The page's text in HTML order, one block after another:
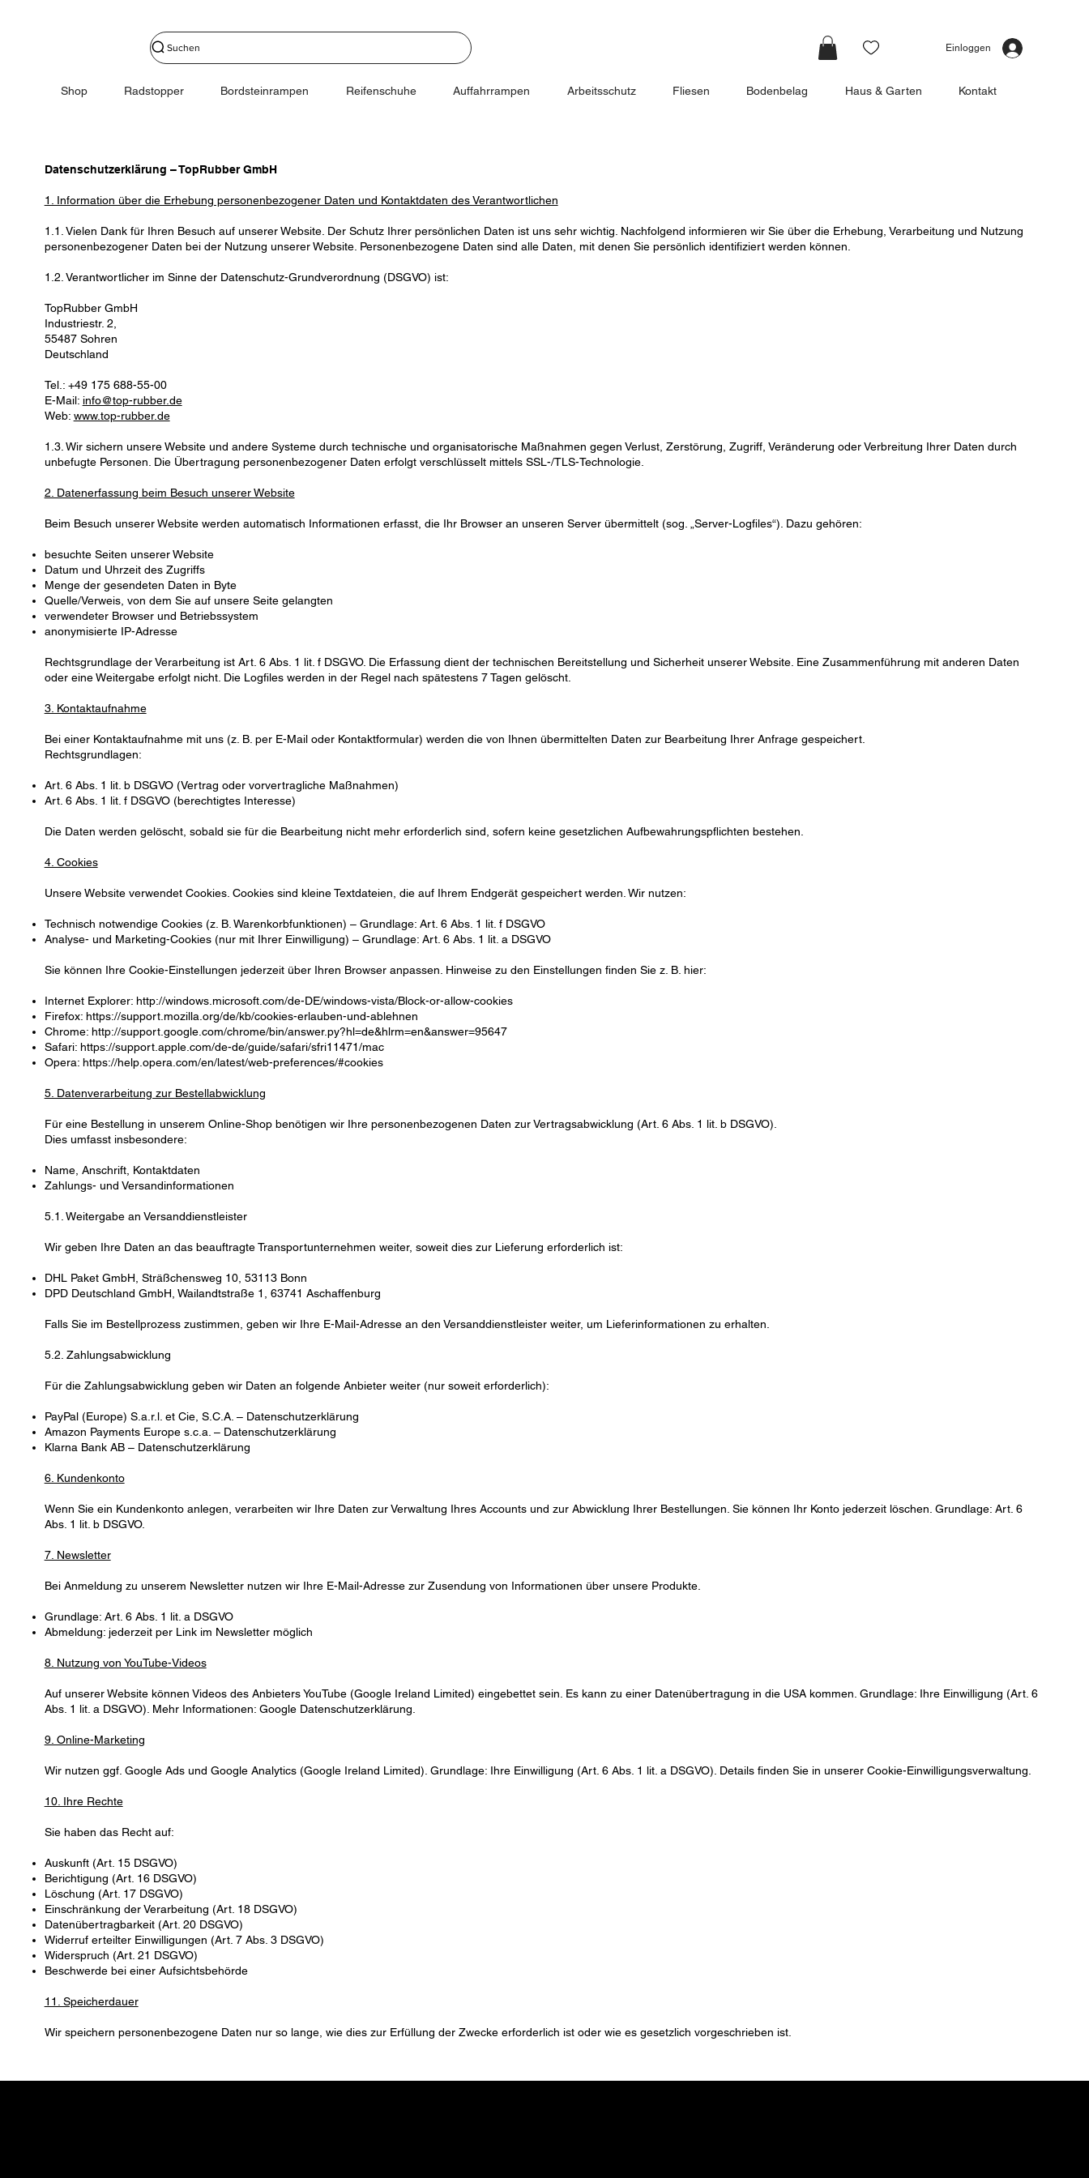
Shop Radstopper Bordsteinrampen Reifenschuhe Auffahrrampen Arbeitsschutz Fliesen Bodenbelag Haus & Garten Kontakt
Suchen Einloggen
Datenschutzerklärung – TopRubber GmbH
1. Information über die Erhebung personenbezogener Daten und Kontaktdaten des Verantwortlichen
1.1. Vielen Dank für Ihren Besuch auf unserer Website. Der Schutz Ihrer persönlichen Daten ist uns sehr wichtig. Nachfolgend informieren wir Sie über die Erhebung, Verarbeitung und Nutzung
personenbezogener Daten bei der Nutzung unserer Website. Personenbezogene Daten sind alle Daten, mit denen Sie persönlich identifiziert werden können.
1.2. Verantwortlicher im Sinne der Datenschutz-Grundverordnung (DSGVO) ist:
TopRubber GmbH
Industriestr. 2,
55487 Sohren
Deutschland
Tel.: +49 175 688-55-00
E-Mail: info@top-rubber.de
Web: www.top-rubber.de
1.3. Wir sichern unsere Website und andere Systeme durch technische und organisatorische Maßnahmen gegen Verlust, Zerstörung, Zugriff, Veränderung oder Verbreitung Ihrer Daten durch
unbefugte Personen. Die Übertragung personenbezogener Daten erfolgt verschlüsselt mittels SSL-/TLS-Technologie.
2. Datenerfassung beim Besuch unserer Website
Beim Besuch unserer Website werden automatisch Informationen erfasst, die Ihr Browser an unseren Server übermittelt (sog. „Server-Logfiles“). Dazu gehören:
besuchte Seiten unserer Website
Datum und Uhrzeit des Zugriffs
Menge der gesendeten Daten in Byte
Quelle/Verweis, von dem Sie auf unsere Seite gelangten
verwendeter Browser und Betriebssystem
anonymisierte IP-Adresse
Rechtsgrundlage der Verarbeitung ist Art. 6 Abs. 1 lit. f DSGVO. Die Erfassung dient der technischen Bereitstellung und Sicherheit unserer Website. Eine Zusammenführung mit anderen Daten
oder eine Weitergabe erfolgt nicht. Die Logfiles werden in der Regel nach spätestens 7 Tagen gelöscht.
3. Kontaktaufnahme
Bei einer Kontaktaufnahme mit uns (z. B. per E-Mail oder Kontaktformular) werden die von Ihnen übermittelten Daten zur Bearbeitung Ihrer Anfrage gespeichert.
Rechtsgrundlagen:
Art. 6 Abs. 1 lit. b DSGVO (Vertrag oder vorvertragliche Maßnahmen)
Art. 6 Abs. 1 lit. f DSGVO (berechtigtes Interesse)
Die Daten werden gelöscht, sobald sie für die Bearbeitung nicht mehr erforderlich sind, sofern keine gesetzlichen Aufbewahrungspflichten bestehen.
4. Cookies
Unsere Website verwendet Cookies. Cookies sind kleine Textdateien, die auf Ihrem Endgerät gespeichert werden. Wir nutzen:
Technisch notwendige Cookies (z. B. Warenkorbfunktionen) – Grundlage: Art. 6 Abs. 1 lit. f DSGVO
Analyse- und Marketing-Cookies (nur mit Ihrer Einwilligung) – Grundlage: Art. 6 Abs. 1 lit. a DSGVO
Sie können Ihre Cookie-Einstellungen jederzeit über Ihren Browser anpassen. Hinweise zu den Einstellungen finden Sie z. B. hier:
Internet Explorer: http://windows.microsoft.com/de-DE/windows-vista/Block-or-allow-cookies
Firefox: https://support.mozilla.org/de/kb/cookies-erlauben-und-ablehnen
Chrome: http://support.google.com/chrome/bin/answer.py?hl=de&hlrm=en&answer=95647
Safari: https://support.apple.com/de-de/guide/safari/sfri11471/mac
Opera: https://help.opera.com/en/latest/web-preferences/#cookies
5. Datenverarbeitung zur Bestellabwicklung
Für eine Bestellung in unserem Online-Shop benötigen wir Ihre personenbezogenen Daten zur Vertragsabwicklung (Art. 6 Abs. 1 lit. b DSGVO).
Dies umfasst insbesondere:
Name, Anschrift, Kontaktdaten
Zahlungs- und Versandinformationen
5.1. Weitergabe an Versanddienstleister
Wir geben Ihre Daten an das beauftragte Transportunternehmen weiter, soweit dies zur Lieferung erforderlich ist:
DHL Paket GmbH, Sträßchensweg 10, 53113 Bonn
DPD Deutschland GmbH, Wailandtstraße 1, 63741 Aschaffenburg
Falls Sie im Bestellprozess zustimmen, geben wir Ihre E-Mail-Adresse an den Versanddienstleister weiter, um Lieferinformationen zu erhalten.
5.2. Zahlungsabwicklung
Für die Zahlungsabwicklung geben wir Daten an folgende Anbieter weiter (nur soweit erforderlich):
PayPal (Europe) S.a.r.l. et Cie, S.C.A. – Datenschutzerklärung
Amazon Payments Europe s.c.a. – Datenschutzerklärung
Klarna Bank AB – Datenschutzerklärung
6. Kundenkonto
Wenn Sie ein Kundenkonto anlegen, verarbeiten wir Ihre Daten zur Verwaltung Ihres Accounts und zur Abwicklung Ihrer Bestellungen. Sie können Ihr Konto jederzeit löschen. Grundlage: Art. 6
Abs. 1 lit. b DSGVO.
7. Newsletter
Bei Anmeldung zu unserem Newsletter nutzen wir Ihre E-Mail-Adresse zur Zusendung von Informationen über unsere Produkte.
Grundlage: Art. 6 Abs. 1 lit. a DSGVO
Abmeldung: jederzeit per Link im Newsletter möglich
8. Nutzung von YouTube-Videos
Auf unserer Website können Videos des Anbieters YouTube (Google Ireland Limited) eingebettet sein. Es kann zu einer Datenübertragung in die USA kommen. Grundlage: Ihre Einwilligung (Art. 6
Abs. 1 lit. a DSGVO). Mehr Informationen: Google Datenschutzerklärung.
9. Online-Marketing
Wir nutzen ggf. Google Ads und Google Analytics (Google Ireland Limited). Grundlage: Ihre Einwilligung (Art. 6 Abs. 1 lit. a DSGVO). Details finden Sie in unserer Cookie-Einwilligungsverwaltung.
10. Ihre Rechte
Sie haben das Recht auf:
Auskunft (Art. 15 DSGVO)
Berichtigung (Art. 16 DSGVO)
Löschung (Art. 17 DSGVO)
Einschränkung der Verarbeitung (Art. 18 DSGVO)
Datenübertragbarkeit (Art. 20 DSGVO)
Widerruf erteilter Einwilligungen (Art. 7 Abs. 3 DSGVO)
Widerspruch (Art. 21 DSGVO)
Beschwerde bei einer Aufsichtsbehörde
11. Speicherdauer
Wir speichern personenbezogene Daten nur so lange, wie dies zur Erfüllung der Zwecke erforderlich ist oder wie es gesetzlich vorgeschrieben ist.